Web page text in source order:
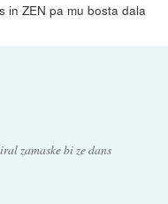
in ZEN pa mu bosta dala
zamaske bi ze dans